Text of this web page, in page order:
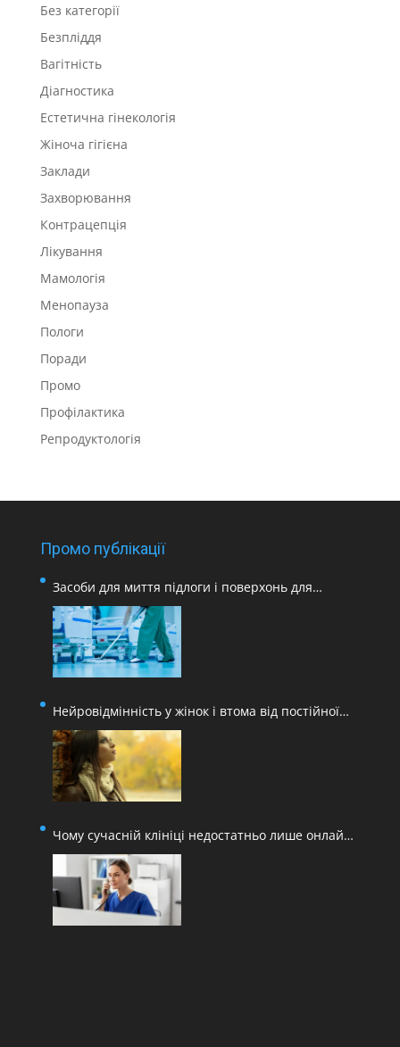
Без категорії
Безпліддя
Вагітність
Діагностика
Естетична гінекологія
Жіноча гігієна
Заклади
Захворювання
Контрацепція
Лікування
Мамологія
Менопауза
Пологи
Поради
Промо
Профілактика
Репродуктологія
Промо публікації
Засоби для миття підлоги і поверхонь для
медичних закладів
Нейровідмінність у жінок і втома від постійної
адаптації
Чому сучасній клініці недостатньо лише онлайн-
запису